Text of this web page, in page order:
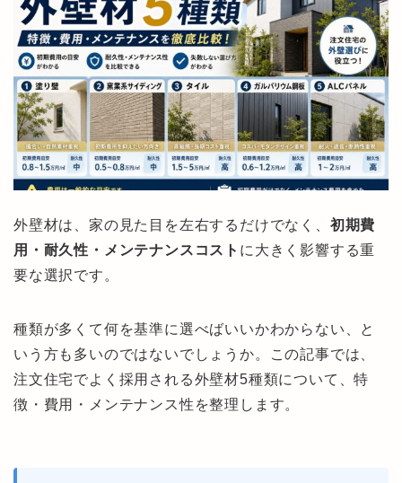
外壁材は、家の見た目を左右するだけでなく、 初期費
用・耐久性・メンテナンスコスト に大きく影響する重
要な選択です。
種類が多くて何を基準に選べばいいかわからない、と
いう方も多いのではないでしょうか。この記事では、
注文住宅でよく採用される外壁材5種類について、特
徴・費用・メンテナンス性を整理します。